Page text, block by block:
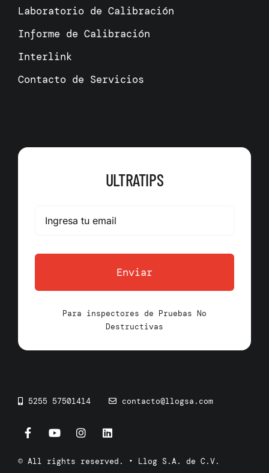
Laboratorio de Calibración
Informe de Calibración
Interlink
Contacto de Servicios
ULTRATIPS
Enviar
Para inspectores de Pruebas No
Destructivas
5255 57501414 contacto@llogsa.com
© All rights reserved. • Llog S.A. de C.V.